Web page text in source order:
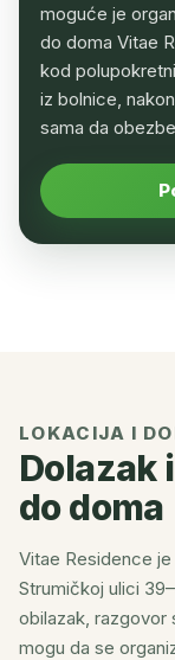
moguće je
do doma Vitae
kod
iz bolnice,
sama da
LOKACIJA I
Dolazak
do doma
Vitae Residence je
Strumičkoj ulici
obilazak, razgovor
mogu da se